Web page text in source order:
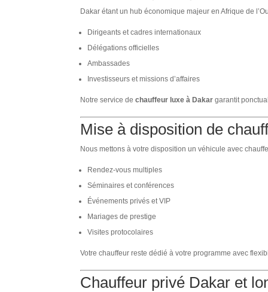
Dakar étant un hub économique majeur en Afrique de
Dirigeants et cadres internationaux
Délégations officielles
Ambassades
Investisseurs et missions d’affaires
Notre service dechauffeur luxe à Dakar garantit
Mise à disposition de
Nous mettons à votre disposition un véhicule avec
Rendez-vous multiples
Séminaires et conférences
Événements privés et VIP
Mariages de prestige
Visites protocolaires
Votre chauffeur reste dédié à votre programme avec
Chauffeur privé Dakar et